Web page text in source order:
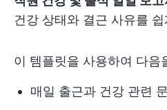
건강 상태와 결근 사유를
이 템플릿을 사용하여 다음
매일 출근과 건강 관련